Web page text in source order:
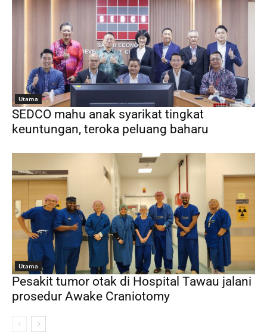
Utama
SEDCO mahu anak syarikat tingkat
keuntungan, teroka peluang baharu
Utama
Pesakit tumor otak di Hospital Tawau jalani
prosedur Awake Craniotomy